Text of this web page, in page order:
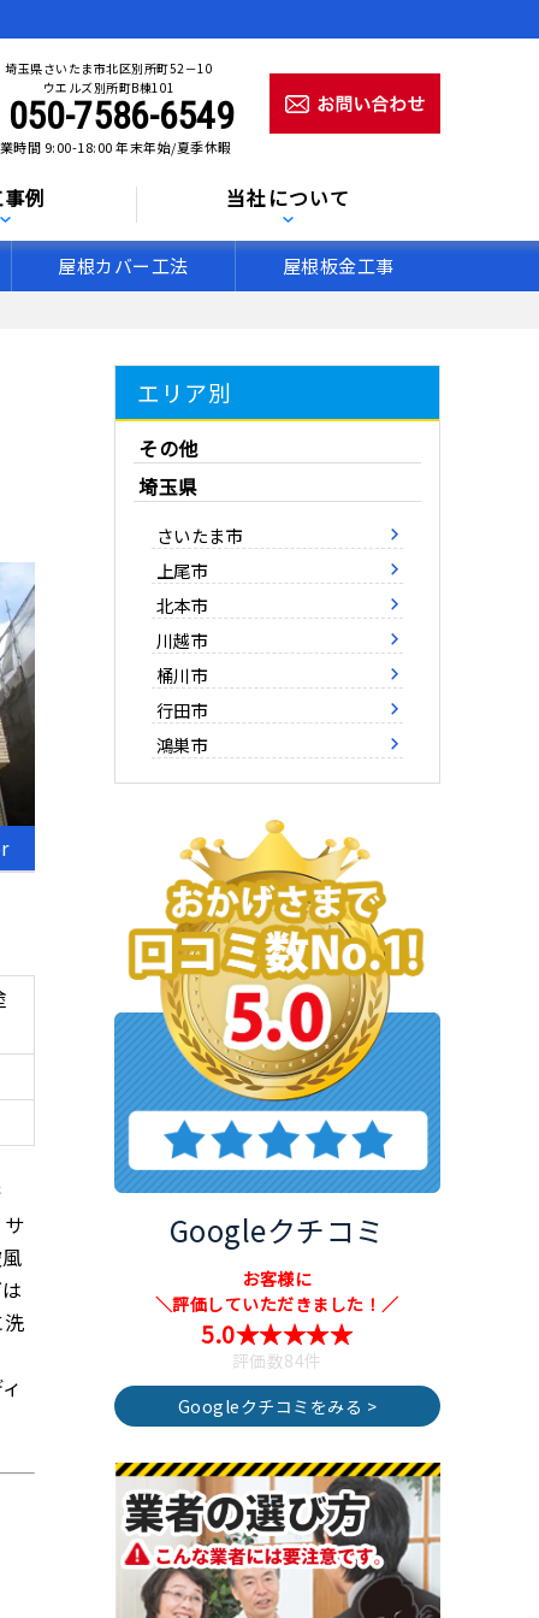
埼玉県さいたま市北区別所町52－10
ウエルズ別所町B棟101
050-7586-6549
時間 9:00-18:00 年末年始/夏季休暇
例 当社について
屋根カバー工法 屋根板金工事
エリア別
その他
埼玉県
さいたま市
上尾市
北本市
川越市
桶川市
行田市
鴻巣市
Googleクチコミ
お客様に
＼評価していただきました！／
5.0★★★★★
評価数84件
Googleクチコミをみる >